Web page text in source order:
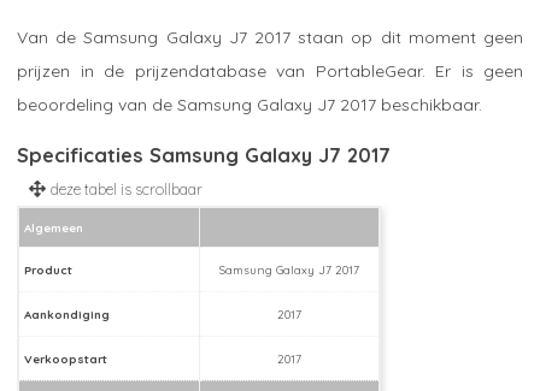
Van de Samsung Galaxy J7 2017 staan op dit moment geen
prijzen in de prijzendatabase van PortableGear. Er is geen
beoordeling van de Samsung Galaxy J7 2017 beschikbaar.
Specificaties Samsung Galaxy J7 2017
Algemeen
Product Samsung Galaxy J7 2017
Aankondiging 2017
Verkoopstart 2017